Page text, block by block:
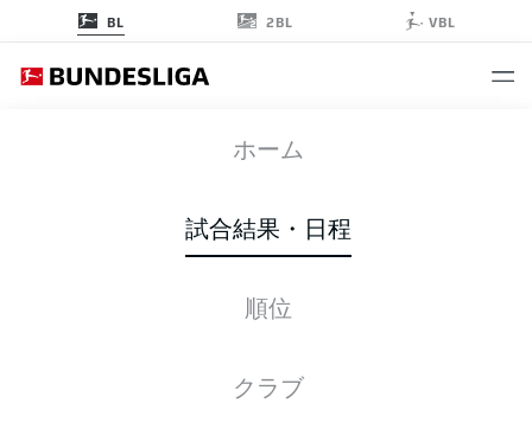
BL 2BL VBL
ホーム
試合結果・日程
順位
クラブ
M05 FCU
1 1
スターティングメンバー